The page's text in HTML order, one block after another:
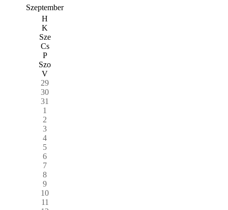
Szeptember
H
K
Sze
Cs
P
Szo
V
29
30
31
1
2
3
4
5
6
7
8
9
10
11